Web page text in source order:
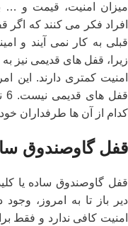
میزان امنیت، قیمت و …
افراد فکر می کنند که اگر
قبلی به کار نمی آیند و
زیرا، قفل های قدیمی نیز
امنیت کمتری دارند. این
کدام از آن ها طرفداران
قفل گاوصندوق
قفل گاوصندوق ساده یا
دیر باز تا به امروز،
امنیت کافی ندارد و فقط